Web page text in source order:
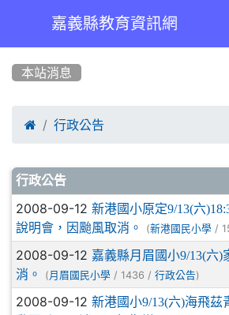
嘉義縣教育資訊網
本站消息
 行政公告
文章列表
行政公告
2008-09-12 新港國小原定9/13(六
說明會，因颱風取消。
(新港國民小學 /
2008-09-12 嘉義縣月眉國小9/13(六)
消。
( 月眉國民小學 / 1436 / 行政公告)
2008-09-12 新港國小9/13(六)海飛茲